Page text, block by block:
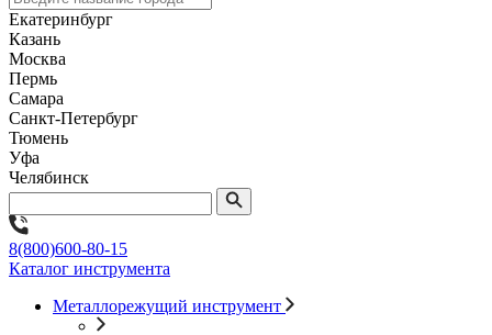
Екатеринбург
Казань
Москва
Пермь
Самара
Санкт-Петербург
Тюмень
Уфа
Челябинск
8(800)600-80-15
Каталог инструмента
Металлорежущий инструмент